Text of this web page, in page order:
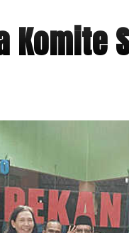
Komite